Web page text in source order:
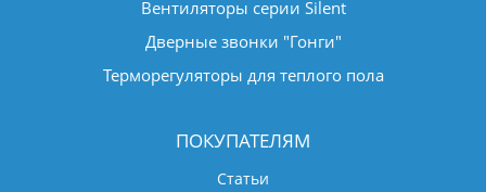
Вентиляторы серии Silent
Дверные звонки "Гонги"
Терморегуляторы для теплого пола
ПОКУПАТЕЛЯМ
Статьи